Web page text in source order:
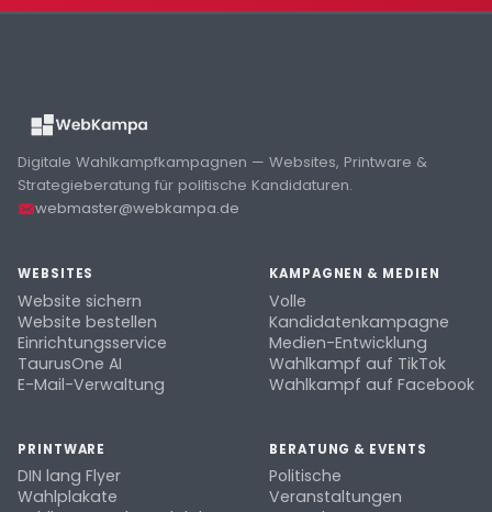
Digitale Wahlkampfkampagnen — Websites, Printware &
Strategieberatung für politische Kandidaturen.
webmaster@webkampa.de
WEBSITES
Website sichern
Website bestellen
Einrichtungsservice
TaurusOne AI
E-Mail-Verwaltung
KAMPAGNEN & MEDIEN
Volle
Kandidatenkampagne
Medien-Entwicklung
Wahlkampf auf TikTok
Wahlkampf auf Facebook
PRINTWARE
DIN lang Flyer
Wahlplakate
BERATUNG & EVENTS
Politische
Veranstaltungen